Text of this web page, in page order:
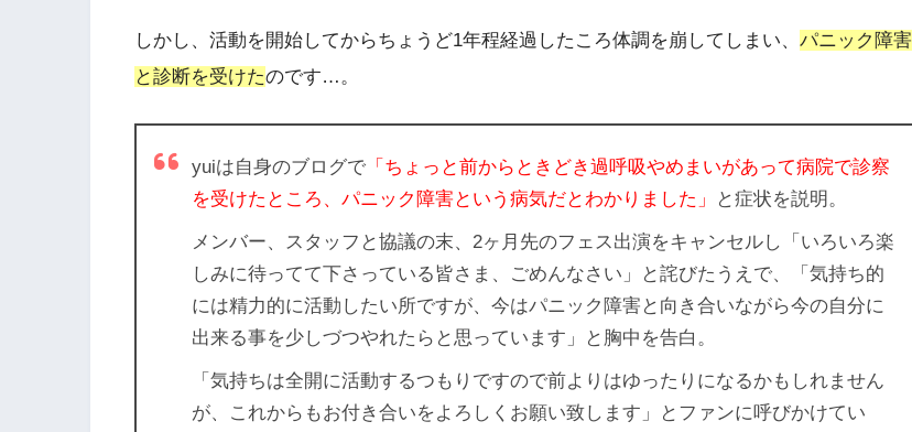
しかし、活動を開始してからちょうど1年程経過したころ体調を崩してしまい、 パニック障害
と診断を受けたのです…。
yuiは自身のブログで 「ちょっと前からときどき過呼吸やめまいがあって病院で診察
を受けたところ、パニック障害という病気だとわかりました」
と症状を説明。
メンバー、スタッフと協議の末、2ヶ月先のフェス出演をキャンセルし「いろいろ楽
しみに待ってて下さっている皆さま、ごめんなさい」と詫びたうえで、
「気持ち的
には精力的に活動したい所ですが、今はパニック障害と向き合いながら今の自分に
出来る事を少しづつやれたらと思っています」
と胸中を告白。
「気持ちは全開に活動するつもりですので前よりはゆったりになるかもしれません
が、これからもお付き合いをよろしくお願い致します」とファンに呼びかけてい